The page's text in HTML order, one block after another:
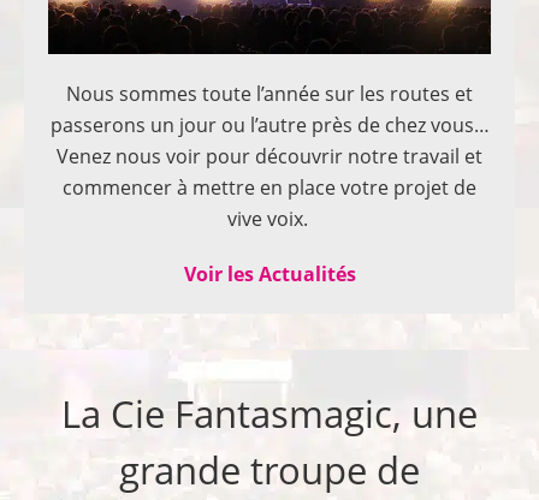
Nous sommes toute l’année sur les routes et
passerons un jour ou l’autre près de chez vous…
Venez nous voir pour découvrir notre travail et
commencer à mettre en place votre projet de
vive voix.
Voir les Actualités
La Cie Fantasmagic, une
grande troupe de